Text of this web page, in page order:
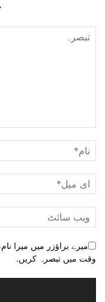
میرے براؤزر میں میرا
وقت میں تبصرہ کریں.